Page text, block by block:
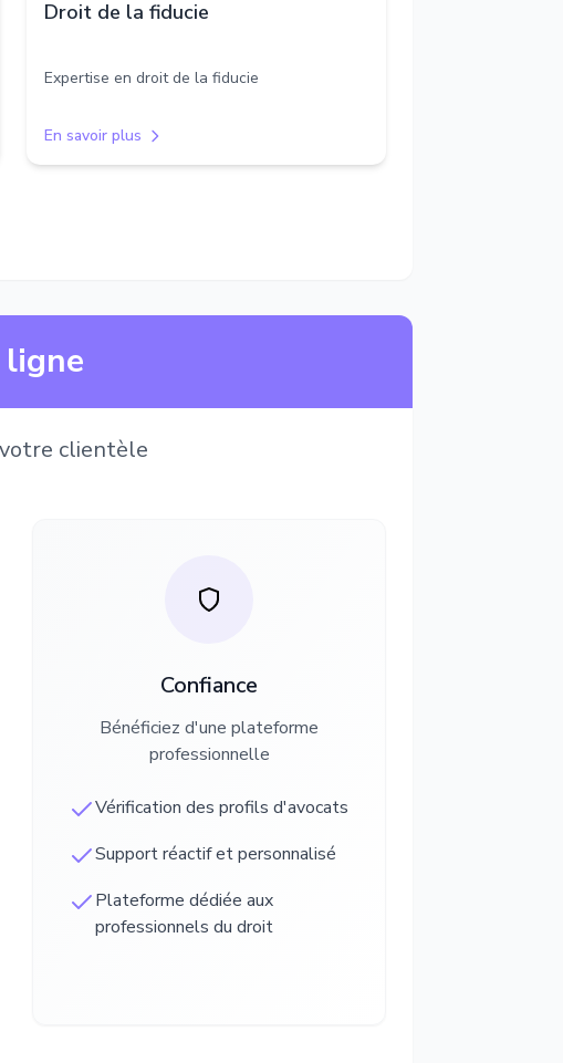
Droit de la fiducie
Expertise en droit de la fiducie
En savoir plus
clientèle
Confiance
Bénéficiez d'une plateforme
professionnelle
Vérification des profils d'avocats
Support réactif et personnalisé
Plateforme dédiée aux
professionnels du droit